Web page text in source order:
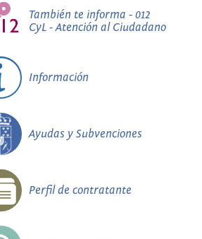
También te informa - 012
CyL - Atención al Ciudadano
Información
Ayudas y Subvenciones
Perfil de contratante